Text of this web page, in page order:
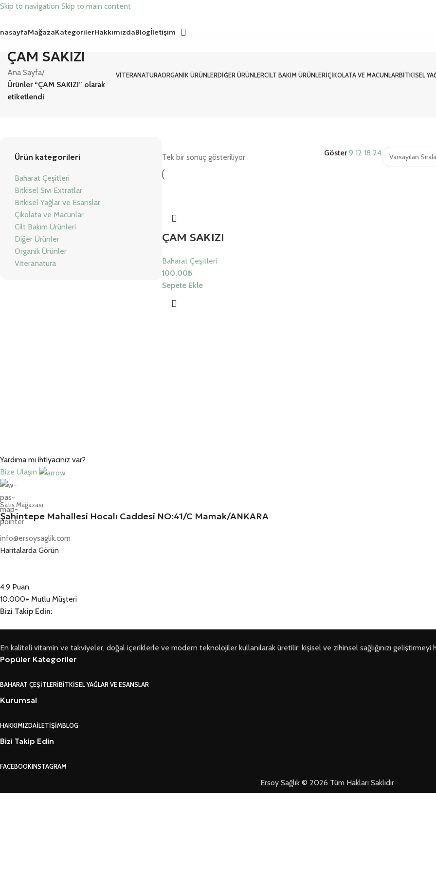
Skip to navigation Skip to main content
MağazaKategorilerHakkımızdaBlogİletişim
ÇAM SAKIZI
Ana Sayfa/
Ürünler “ÇAM SAKIZI” olarak
etiketlendi
VITERANATURAORGANIK ÜRÜNLERDIĞER ÜRÜNLERCILT BAKIM ÜRÜNLERIÇIKOLATA VE MACUNLARBITKISEL
Ürün kategorileri
Baharat Çeşitleri
Bitkisel Sıvı Extratlar
Bitkisel Yağlar ve Esanslar
Çikolata ve Macunlar
Cilt Bakım Ürünleri
Diğer Ürünler
Organik Ürünler
Viteranatura
Tek bir sonuç gösteriliyor Göster9 12 18 24
ÇAM SAKIZI
Baharat Çeşitleri
100.00₺
Sepete Ekle
Yardıma mı ihtiyacınız var?
Bize Ulaşın
Satış Mağazası
Şahintepe Mahallesi Hocalı Caddesi NO:41/C Mamak/ANKARA
info@ersoysaglik.com
Haritalarda Görün
4.9 Puan
10.000+ Mutlu Müşteri
Bizi Takip Edin:
En kaliteli vitamin ve takviyeler, doğal içeriklerle ve modern teknolojiler kullanılarak üretilir; kişisel ve zihinsel sağlığınızı geliştirmeyi
Popüler Kategoriler
BAHARAT ÇEŞITLERIBITKISEL YAĞLAR VE ESANSLAR
Kurumsal
HAKKIMIZDAİLETIŞIMBLOG
Bizi Takip Edin
FACEBOOKINSTAGRAM
Ersoy Sağlık © 2026 Tüm Hakları Saklıdır